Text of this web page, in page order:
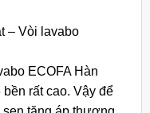
– Vòi lavabo
ECOFA Hàn
rất cao. Vậy để